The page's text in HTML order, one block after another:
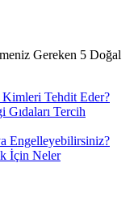
Gereken 5 Doğal
Tehdit Eder?
Tercih
Engelleyebilirsiniz?
İçin Neler